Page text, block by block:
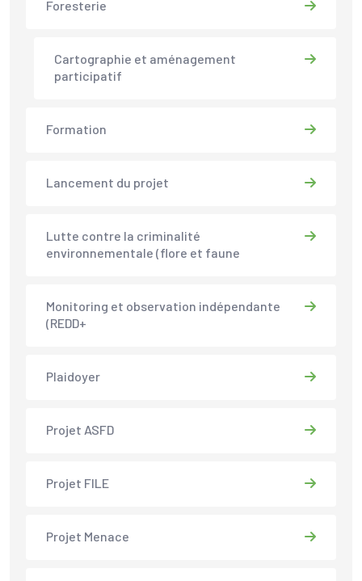
Foresterie
Cartographie et aménagement
participatif
Formation
Lancement du projet
Lutte contre la criminalité
environnementale (flore et faune
Monitoring et observation indépendante
(REDD+
Plaidoyer
Projet ASFD
Projet FILE
Projet Menace